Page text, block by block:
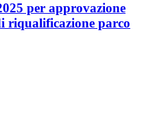
per approvazione
riqualificazione parco